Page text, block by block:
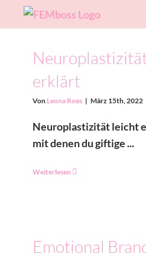
erklärt
Von Leona Roes | März 15th, 2022
Neuroplastizität leicht
mit denen du giftige ...
Weiterlesen
Emotional